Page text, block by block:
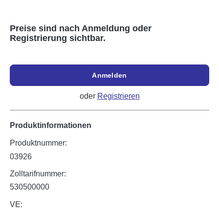
Preise sind nach Anmeldung oder
Registrierung sichtbar.
Anmelden
oder Registrieren
Produktinformationen
Produktnummer:
03926
Zolltarifnummer:
530500000
VE: